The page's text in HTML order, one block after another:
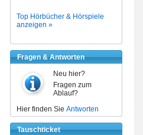
Top Hörbücher & Hörspiele
anzeigen »
Fragen & Antworten
Neu hier?
Fragen zum
Ablauf?
Hier finden Sie Antworten
Tauschticket